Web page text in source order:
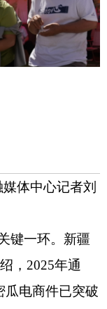
体中心记者刘
键一环。新疆
，2025年通
瓜电商件已突破